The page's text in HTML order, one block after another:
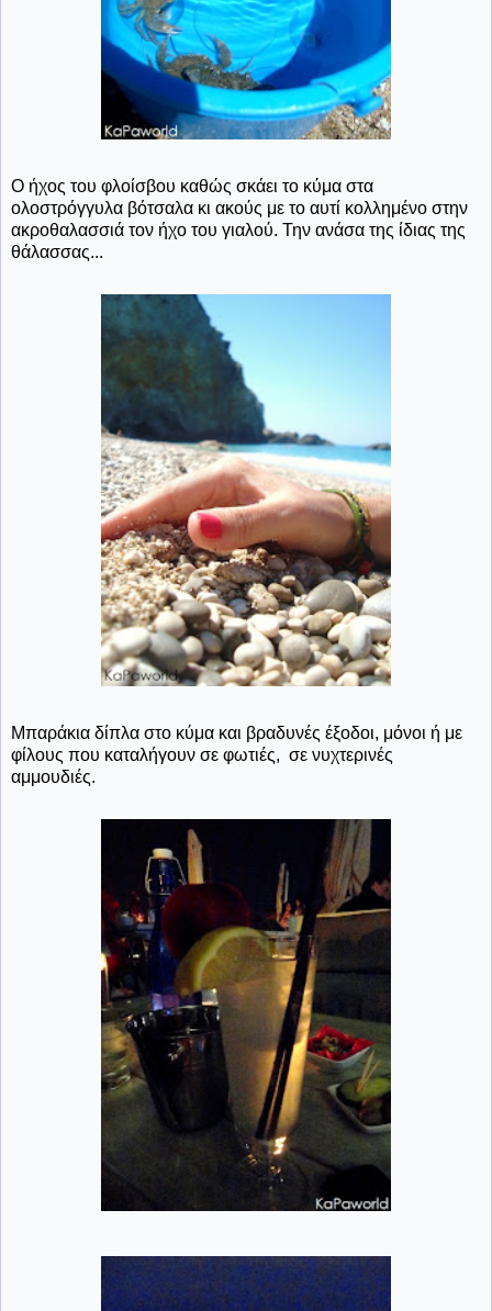
Ο ήχος του φλοίσβου καθώς σκάει το κύμα στα
ολοστρόγγυλα βότσαλα κι ακούς με το αυτί κολλημένο στην
ακροθαλασσιά τον ήχο του γιαλού. Την ανάσα της ίδιας της
θάλασσας...
Μπαράκια δίπλα στο κύμα και βραδυνές έξοδοι, μόνοι ή με
φίλους που καταλήγουν σε φωτιές, σε νυχτερινές
αμμουδιές.